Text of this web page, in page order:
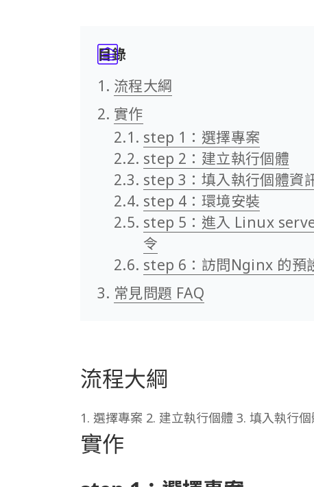
目錄
流程大綱
實作
step 1：選擇專案
step 2：建立執行個體
step 3：填入執行個體資
step 4：環境安裝
step 5：進入 Linux
令
step 6：訪問Nginx 的預
常見問題 FAQ
流程大綱
1. 選擇專案 2. 建立執行個體 3. 填入執行
實作